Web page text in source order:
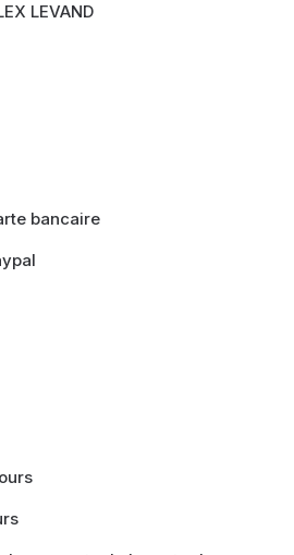
LEVAND
bancaire